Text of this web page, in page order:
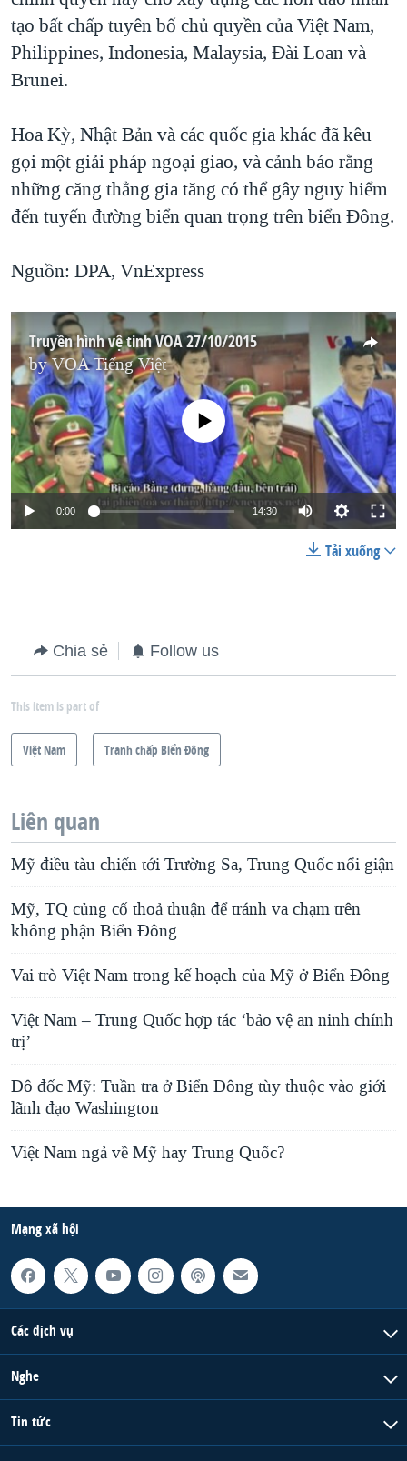
tạo bất chấp tuyên bố chủ quyền của Việt Nam,
Philippines, Indonesia, Malaysia, Đài Loan và
Brunei.
Hoa Kỳ, Nhật Bản và các quốc gia khác đã kêu
gọi một giải pháp ngoại giao, và cảnh báo rằng
những căng thẳng gia tăng có thể gây nguy hiểm
đến tuyến đường biển quan trọng trên biển Đông.
Nguồn: DPA, VnExpress
Truyền hình vệ tinh VOA 27/10/2015
byVOA Tiếng Việt
No media source currently available
0:00 14:30
Tải xuống
Chia sẻ Follow us
This item is part of
Việt Nam Tranh chấp Biển Đông
Liên quan
Mỹ điều tàu chiến tới Trường Sa, Trung Quốc nổi giận
Mỹ, TQ củng cố thoả thuận để tránh va chạm trên
không phận Biển Đông
Vai trò Việt Nam trong kế hoạch của Mỹ ở Biển Đông
Việt Nam – Trung Quốc hợp tác ‘bảo vệ an ninh chính
trị’
Đô đốc Mỹ: Tuần tra ở Biển Đông tùy thuộc vào giới
lãnh đạo Washington
Việt Nam ngả về Mỹ hay Trung Quốc?
Mạng xã hội
Các dịch vụ
Nghe
Tin tức